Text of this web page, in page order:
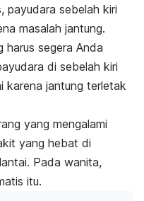
payudara sebelah kiri
masalah jantung.
harus segera Anda
di sebelah kiri
karena jantung terletak
yang mengalami
yang hebat di
Pada wanita,
itu.